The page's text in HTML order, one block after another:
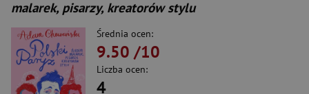
malarek, pisarzy, kreatorów stylu
Średnia ocen:
9.50 /10
Liczba ocen:
4